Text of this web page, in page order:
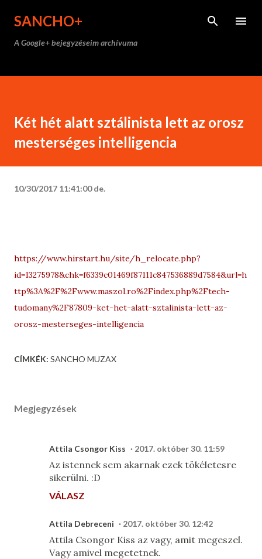
SANCHO+
A Google+ bejegyzéseim archívuma
Két hét alatt sztálinista lett az orosz
mesterséges intelligencia
10/30/2017 11:41:00 de.
https://www.hirstart.hu/site/h_relocate.php?
id=13275978&chk=f6339c01469f87111c847536889d7584&url=h
ttp%3A%2F%2Fwww.maszol.ro%2Findex.php%2Ftech-
tudomany%2F87809-ket-het-alatt-sztalinista-lett-az-
orosz-mesterseges-intelligencia
CÍMKÉK: SANCHO MUZAX
Megjegyzések
Attila Csongor Kiss 2017. október 30. 11:59
Az istennek sem akarnak ezek tökéletesre
sikerülni. :D
VÁLASZ
Attila Debreceni 2017. október 30. 12:42
Attila Csongor Kiss az vagy, amit megeszel.
Vagy amivel megetetnek.